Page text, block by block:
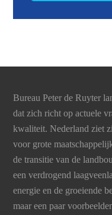
Bureau Peter de Ruyter
dat zich richt op actuele
kwaliteit. Nederland ziet
voor grote
de transitie van de
een verdrogend
energie en de groeiende
maar een paar